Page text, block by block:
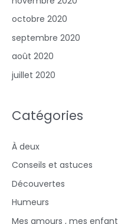
octobre 2020
septembre 2020
août 2020
juillet 2020
Catégories
À deux
Conseils et astuces
Découvertes
Humeurs
Mes amours , mes